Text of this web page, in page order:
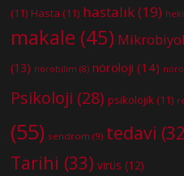
(11) Hasta (11) hastalık(19)
makale (45)
(13) nörobilim (8) nöroloji (14)
Psikoloji (28) psikolojik (11)
(55) sendrom (9) tedavi
Tarihi (33) virüs (12)